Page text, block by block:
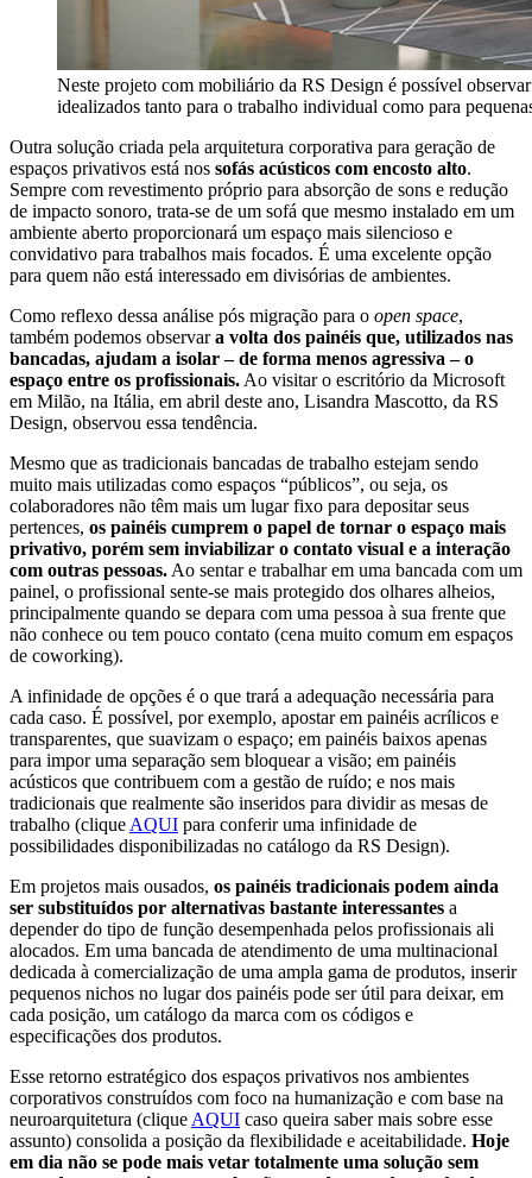
Neste projeto com mobiliário da RS Design é possível
idealizados tanto para o trabalho individual como para
Outra solução criada pela arquitetura corporativa para geração de
espaços privativos está nos sofás acústicos com encosto alto.
Sempre com revestimento próprio para absorção de sons e redução
de impacto sonoro, trata-se de um sofá que mesmo instalado em um
ambiente aberto proporcionará um espaço mais silencioso e
convidativo para trabalhos mais focados. É uma excelente opção
para quem não está interessado em divisórias de ambientes.
Como reflexo dessa análise pós migração para o open space,
também podemos observara volta dos painéis que, utilizados nas
bancadas, ajudam a isolar – de forma menos agressiva – o
espaço entre os profissionais. Ao visitar o escritório da Microsoft
em Milão, na Itália, em abril deste ano, Lisandra Mascotto, da RS
Design, observou essa tendência.
Mesmo que as tradicionais bancadas de trabalho estejam sendo
muito mais utilizadas como espaços “públicos”, ou seja, os
colaboradores não têm mais um lugar fixo para depositar seus
pertences, os painéis cumprem o papel de tornar o espaço mais
privativo, porém sem inviabilizar o contato visual e a interação
com outras pessoas. Ao sentar e trabalhar em uma bancada com um
painel, o profissional sente-se mais protegido dos olhares alheios,
principalmente quando se depara com uma pessoa à sua frente que
não conhece ou tem pouco contato (cena muito comum em espaços
de coworking).
A infinidade de opções é o que trará a adequação necessária para
cada caso. É possível, por exemplo, apostar em painéis acrílicos e
transparentes, que suavizam o espaço; em painéis baixos apenas
para impor uma separação sem bloquear a visão; em painéis
acústicos que contribuem com a gestão de ruído; e nos mais
tradicionais que realmente são inseridos para dividir as mesas de
trabalho (clique AQUI para conferir uma infinidade de
possibilidades disponibilizadas no catálogo da RS Design).
Em projetos mais ousados, os painéis tradicionais podem ainda
ser substituídos por alternativas bastante interessantes a
depender do tipo de função desempenhada pelos profissionais ali
alocados. Em uma bancada de atendimento de uma multinacional
dedicada à comercialização de uma ampla gama de produtos, inserir
pequenos nichos no lugar dos painéis pode ser útil para deixar, em
cada posição, um catálogo da marca com os códigos e
especificações dos produtos.
Esse retorno estratégico dos espaços privativos nos ambientes
corporativos construídos com foco na humanização e com base na
neuroarquitetura (clique AQUI caso queira saber mais sobre esse
assunto) consolida a posição da flexibilidade e aceitabilidade. Hoje
em dia não se pode mais vetar totalmente uma solução sem